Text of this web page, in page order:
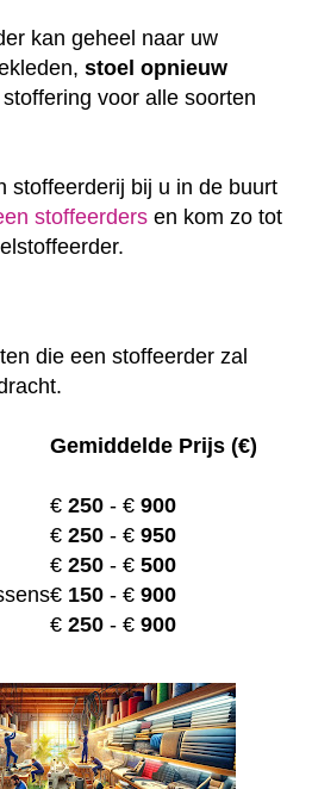
kan geheel naar uw
stoel opnieuw
voor alle soorten
stoffeerderij bij u in de buurt
stoffeerders en kom zo tot
die een stoffeerder zal
Gemiddelde Prijs (€)
€ 250 - € 900
€ 250 - € 950
€ 250 - € 500
€ 150 - € 900
€ 250 - € 900